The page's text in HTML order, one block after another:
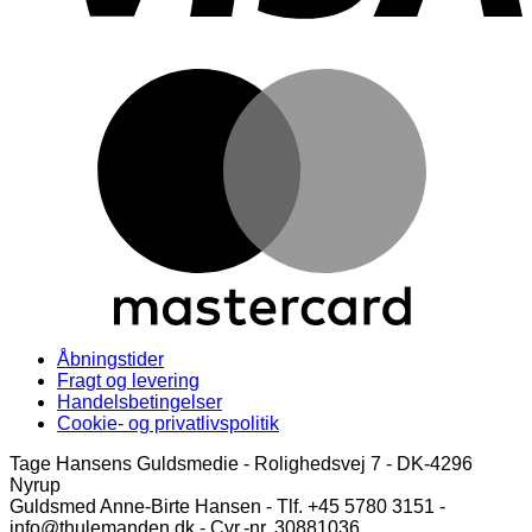
Åbningstider
Fragt og levering
Handelsbetingelser
Cookie- og privatlivspolitik
Tage Hansens Guldsmedie - Rolighedsvej 7 - DK-4296
Nyrup
Guldsmed Anne-Birte Hansen - Tlf. +45 5780 3151 -